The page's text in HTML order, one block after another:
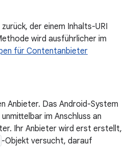
der einem Inhalts-URI
wird ausführlicher im
für Contentanbieter
Anbieter. Das Android-System
im Anschluss an
Ihr Anbieter wird erst erstellt,
-Objekt versucht, darauf